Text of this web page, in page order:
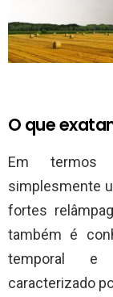
O que
Em termos
simplesmente
fortes
também é
temporal e
caracterizado